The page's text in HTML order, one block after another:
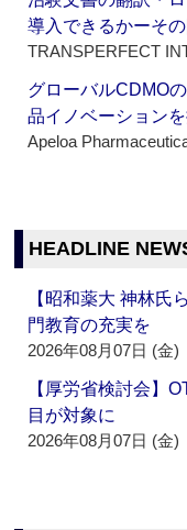
導入できるかーその
TRANSPERFECT
グローバルCDMO
品イノベーション
Apeloa
HEADLINE
【昭和薬大 神林氏
門教育の充実を
2026年08月07日 (金)
【厚労省検討会】
目が対象に
2026年08月07日 (金)